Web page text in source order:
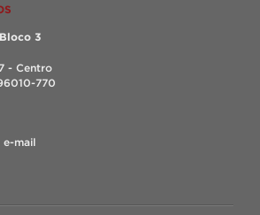
3
- Centro
770
e-mail